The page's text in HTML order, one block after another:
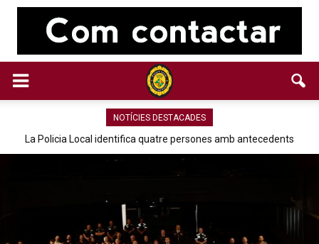
NOTÍCIES DESTACADES
La Policia Local identifica quatre persones amb antecedents